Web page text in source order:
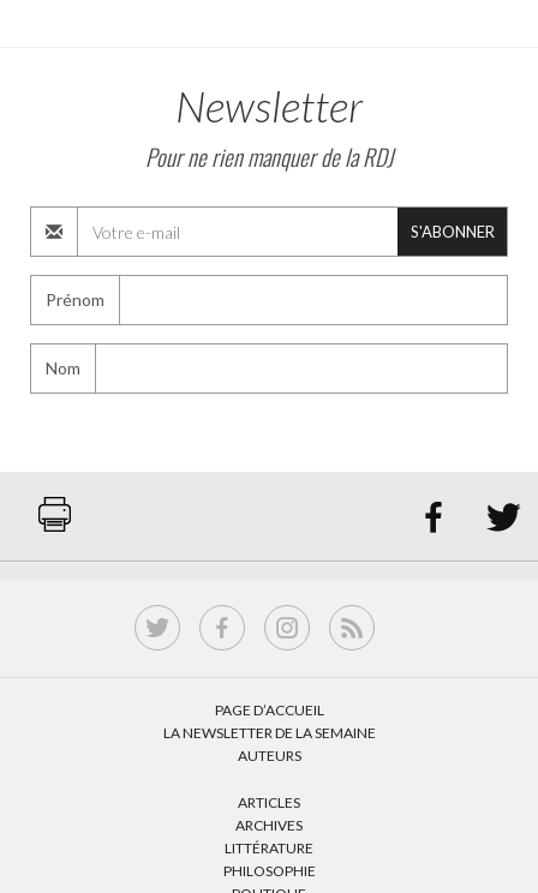
Newsletter
Pour ne rien manquer de la RDJ
S'ABONNER
Prénom
Nom
 
PAGE D’ACCUEIL
LA NEWSLETTER DE LA SEMAINE
AUTEURS
ARTICLES
ARCHIVES
LITTÉRATURE
PHILOSOPHIE